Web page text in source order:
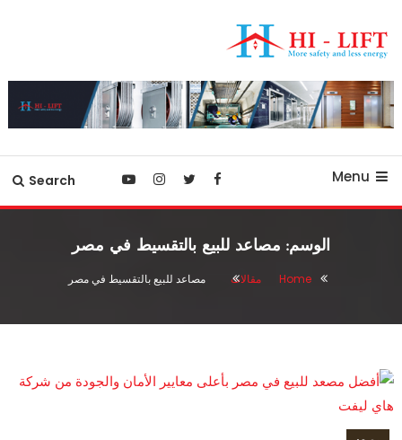
To
Content
hilift-egypt
Menu
Search
الوسم: مصاعد للبيع بالتقسيط في مصر
Home مقالات مصاعد للبيع بالتقسيط في مصر